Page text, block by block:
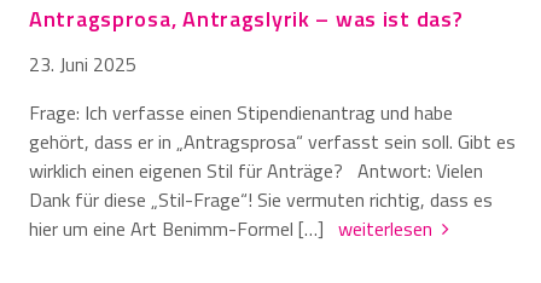
Antragsprosa, Antragslyrik – was ist das?
23. Juni 2025
Frage: Ich verfasse einen Stipendienantrag und habe
gehört, dass er in „Antragsprosa“ verfasst sein soll. Gibt es
wirklich einen eigenen Stil für Anträge? Antwort: Vielen
Dank für diese „Stil-Frage“! Sie vermuten richtig, dass es
hier um eine Art Benimm-Formel […] weiterlesen